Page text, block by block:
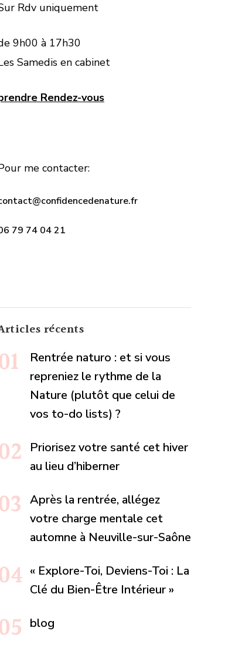
Rdv uniquement
9h00 à 17h30
Samedis en cabinet
Rendez-vous
me contacter:
79 74 04 21
récents
Rentrée naturo : et si vous
repreniez le rythme de la
Nature (plutôt que celui de
vos to-do lists) ?
Priorisez votre santé cet hiver
au lieu d’hiberner
Après la rentrée, allégez
votre charge mentale cet
automne à Neuville-sur-Saône
« Explore-Toi, Deviens-Toi : La
Clé du Bien-Être Intérieur »
blog